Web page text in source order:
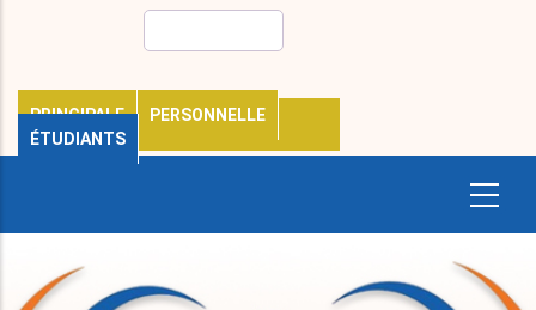
PRINCIPALE
PERSONNELLE
ÉTUDIANTS